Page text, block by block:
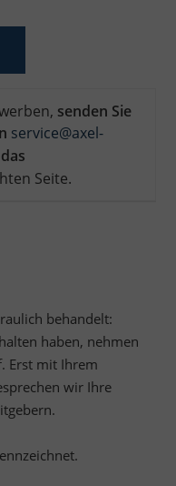
senden Sie
service@axel-
das
Seite.
behandelt:
haben, nehmen
Erst mit Ihrem
wir Ihre